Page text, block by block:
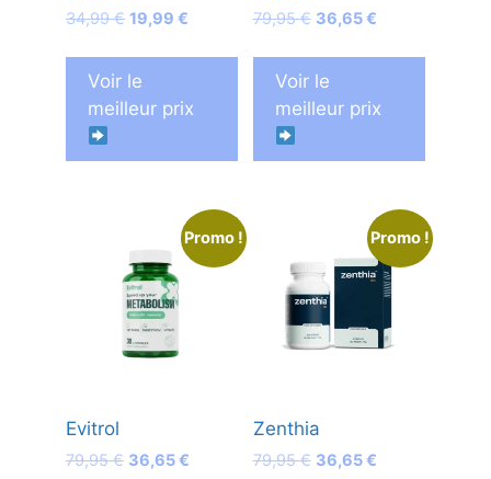
34,99€ Le
initial
était :
34,99 €.
19,99 €
actuel
19,99 €.
Voir le
meilleur prix
79,95€ Le
initial
était :
79,95 €.
36,65€Le
actuel
36,65 €.
Voir le
meilleur prix
Promo !
Evitrol
79,95€ Le
36,65€
Promo !
Zenthia
79,95€ Le
36,65€Le